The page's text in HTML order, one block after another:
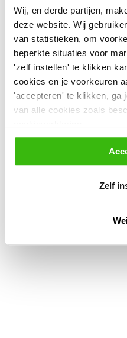
Wij, en derde partijen,
deze website. Wij
van statistieken, om
beperkte situaties voor
'zelf instellen' te klikken
cookies en je voorkeuren
'accepteren' te klikken, ga
van alle cookies zoals
Zelf
Pak je loonstrook,
bij.
Cookieverklaring
Toegankelijkheidsverklaring
Privacyverklaring en Proclaimer
Ondersteuning voor consulenten